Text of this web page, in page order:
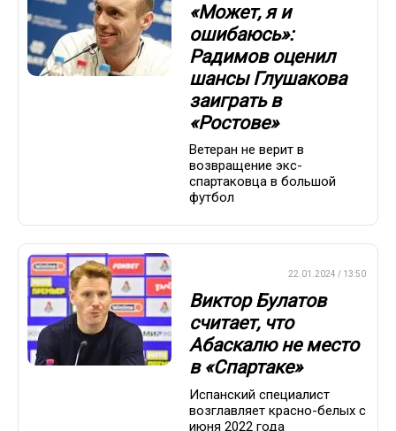
«Может, я и
ошибаюсь»:
Радимов оценил
шансы Глушакова
заиграть в
«Ростове»
Ветеран не верит в
возвращение экс-
спартаковца в большой
футбол
22.01.2024 / 13:50
Виктор Булатов
считает, что
Абаскалю не место
в «Спартаке»
Испанский специалист
возглавляет красно-белых с
июня 2022 года